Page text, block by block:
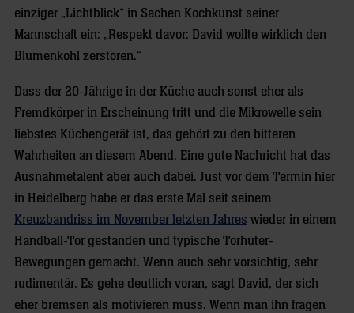
einziger „Lichtblick“ in Sachen Kochkunst seiner
Mannschaft ein: „Respekt davor: David wollte wirklich den
Blumenkohl zerstören.“
Dass der 20-Jährige in der Küche auch sonst eher als
Fremdkörper in Erscheinung tritt und die Mikrowelle sein
liebstes Küchengerät ist, das gehört zu den bitteren
Wahrheiten an diesem Abend. Eine gute Nachricht hat das
Ausnahmetalent aber auch dabei. Just vor dem Termin hier
in Heidelberg habe er das erste Mal seit seinem
Kreuzbandriss im November letzten Jahres wieder in einem
Handball-Tor gestanden und typische Torhüter-
Bewegungen gemacht. Wenn auch sehr vorsichtig, sehr
rudimentär. Es gehe deutlich voran, sagt David, der sich
eher bremsen als motivieren muss. Wenn man ihn fragen